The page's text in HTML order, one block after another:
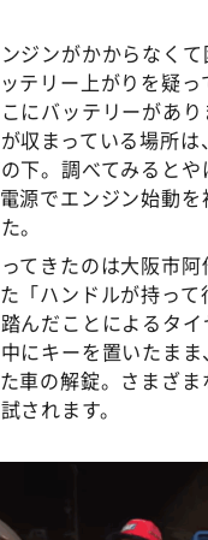
ジンがかからなく
テリー上がりを疑っ
にバッテリーがあ
収まっている場所は
下。調べてみると
源でエンジン始動
。
てきたのは大阪市
「ハンドルが持って
んだことによるタ
にキーを置いたま
車の解錠。さまざま
されます。